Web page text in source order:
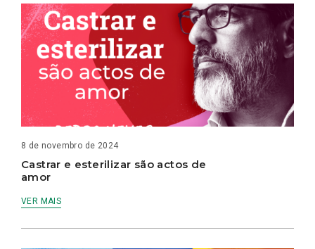
8 de novembro de 2024
Castrar e esterilizar são actos de
amor
VER MAIS